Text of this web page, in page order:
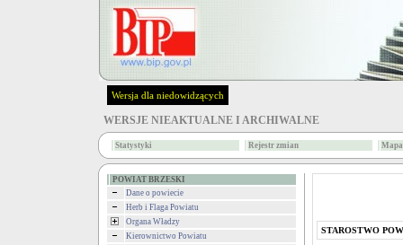
Wersja dla niedowidzących
WERSJE NIEAKTUALNE I ARCHIWALNE
Statystyki Rejestr zmian
POWIAT BRZESKI
Dane o powiecie
Herb i Flaga Powiatu
Organa Władzy
Kierownictwo Powiatu
STAROSTWO